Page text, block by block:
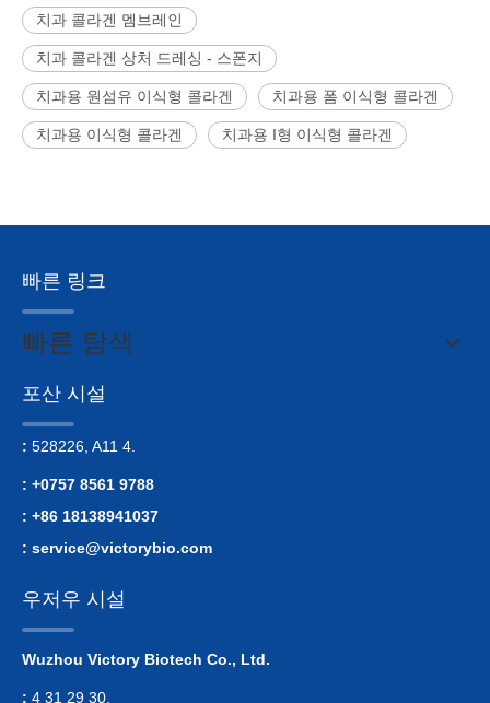
치과 콜라겐 멤브레인
치과 콜라겐 상처 드레싱 - 스폰지
치과용 원섬유 이식형 콜라겐 치과용 폼 이식형 콜라겐
치과용 이식형 콜라겐 치과용 I형 이식형 콜라겐
빠른 링크
빠른 탐색
포산 시설
: 528226, A11 4.
: +0757 8561 9788
: +86 18138941037
: service@victorybio.com
우저우 시설
Wuzhou Victory Biotech Co., Ltd.
: 4 31 29 30.